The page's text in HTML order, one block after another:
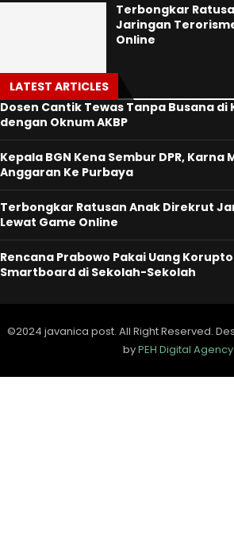
Terbongkar
Jaringan
Online
LATEST ARTICLES
Dosen Cantik Tewas Tanpa Busana di
dengan Oknum AKBP
Kepala BGN Kena Sembur DPR,
Anggaran Ke Purbaya
Terbongkar Ratusan Anak Direkrut
Lewat Game Online
Rencana Prabowo Pakai Uang
Smartboard di Sekolah-Sekolah
©2024 javanica post. All Right Reserved.
byPEH Digital Agency